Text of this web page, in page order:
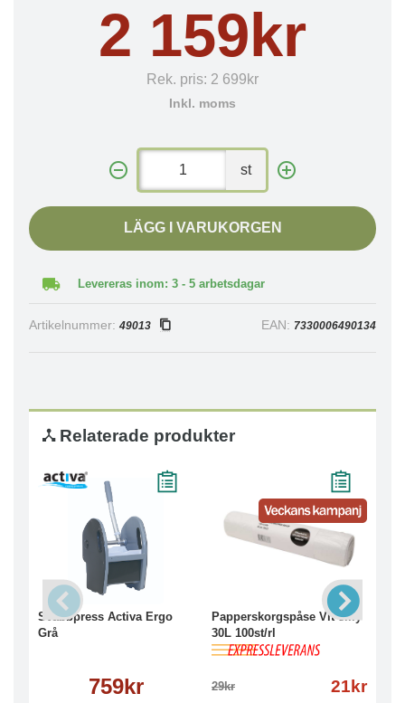
2 159kr
Rek. pris: 2 699kr
Inkl. moms
st
LÄGG I VARUKORGEN
Levereras inom: 3 - 5 arbetsdagar
Artikelnummer: 49013 EAN: 7330006490134
Relaterade produkter
Svabbpress Activa Ergo
Grå
759kr
Papperskorgspåse Vit 8my
30L 100st/rl
29kr 21kr